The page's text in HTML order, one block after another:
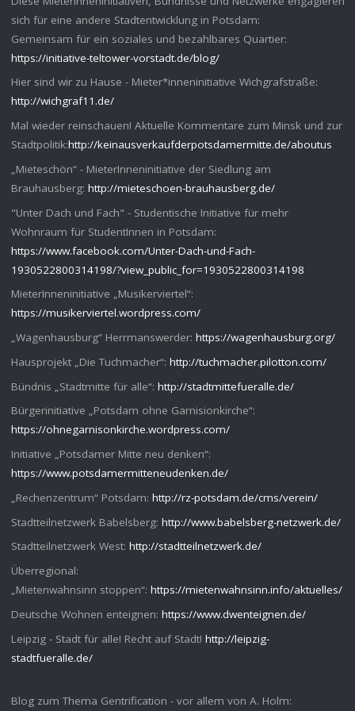
sich für eine andere Stadtentwicklung in Potsdam:
Gemeinsam für ein soziales und bezahlbares Quartier:
https://initiative-teltower-vorstadt.de/blog/
Hier sind wir zu Hause - Mieter*inneninitiative Wichgrafstraße:
http://wichgraf11.de/
Mal wieder reinschauen! Aktuelle Kommentare zum Minsk und zur
Stadtpolitik:http://keinausverkaufderpotsdamermitte.de/aboutus
„Mieteschön“ - MieterInneninitiative der Siedlung am
Brauhausberg: http://mieteschoen-brauhausberg.de/
"Unter Dach und Fach" - Studentische Initiative für mehr
Wohnraum für StudentInnen in Potsdam:
https://www.facebook.com/Unter-Dach-und-Fach-
1930522800314198/?view_public_for=1930522800314198
MieterInneninitiative „Musikerviertel“:
https://musikerviertel.wordpress.com/
„Wagenhausburg“ Herrmanswerder: https://wagenhausburg.org/
Hausprojekt „Die Tuchmacher“: http://tuchmacher.pilotton.com/
Bündnis „Stadtmitte für alle“: http://stadtmittefueralle.de/
Bürgerinitiative „Potsdam ohne Garnisionkirche“:
https://ohnegarnisonkirche.wordpress.com/
Initiative „Potsdamer Mitte neu denken“:
https://www.potsdamermitteneudenken.de/
„Rechenzentrum“ Potsdam: http://rz-potsdam.de/cms/verein/
Stadtteilnetzwerk Babelsberg: http://www.babelsberg-netzwerk.de/
Stadtteilnetzwerk West: http://stadtteilnetzwerk.de/
Überregional:
„Mietenwahnsinn stoppen“: https://mietenwahnsinn.info/aktuelles/
Deutsche Wohnen enteignen: https://www.dwenteignen.de/
Leipzig - Stadt für alle! Recht auf Stadt! http://leipzig-
stadtfueralle.de/
Blog zum Thema Gentrification - vor allem von A. Holm: